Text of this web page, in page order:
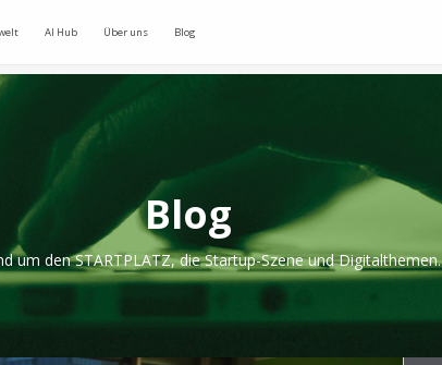
AI Hub Über uns Blog
Blog
um den STARTPLATZ, die Startup-Szene und Digitalthemen.